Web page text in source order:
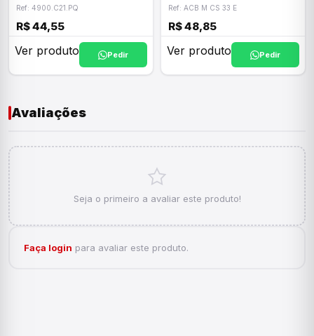
Ref: 4900.C21.PQ
R$ 44,55
Ver produto Pedir
Ref: ACB M CS 33 E
R$ 48,85
Ver produto Pedir
Avaliações
Seja o primeiro a avaliar este produto!
Faça login para avaliar este produto.